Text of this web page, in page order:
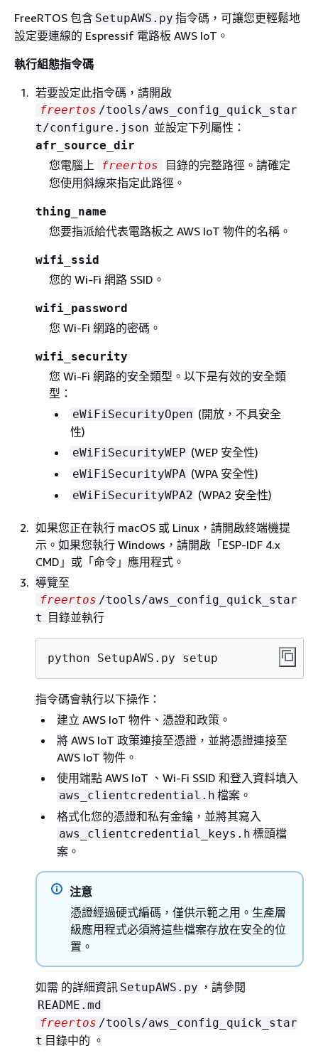
FreeRTOS 包含 SetupAWS.py 指令碼，可讓您更輕鬆地
設定要連線的 Espressif 電路板 AWS IoT。
執行組態指令碼
若要設定此指令碼，請開啟
freertos /tools/aws_config_quick_star
t/configure.json 並設定下列屬性：
afr_source_dir
您電腦上 freertos
目錄的完整路徑。請確定
您使用斜線來指定此路徑。
thing_name
您要指派給代表電路板之 AWS IoT 物件的名稱。
wifi_ssid
您的 Wi-Fi 網路 SSID。
wifi_password
您 Wi-Fi 網路的密碼。
wifi_security
您 Wi-Fi 網路的安全類型。以下是有效的安全類
型：
eWiFiSecurityOpen (開放，不具安全
性)
eWiFiSecurityWEP (WEP 安全性)
eWiFiSecurityWPA (WPA 安全性)
eWiFiSecurityWPA2 (WPA2 安全性)
如果您正在執行 macOS 或 Linux，請開啟終端機提
示。如果您執行 Windows，請開啟「ESP-IDF 4.x
CMD」或「命令」應用程式。
導覽至
freertos /tools/aws_config_quick_star
t
目錄並執行
python SetupAWS.py setup
指令碼會執行以下操作：
建立 AWS IoT 物件、憑證和政策。
將 AWS IoT 政策連接至憑證，並將憑證連接至
AWS IoT 物件。
使用端點 AWS IoT 、Wi-Fi SSID 和登入資料填入
aws_clientcredential.h 檔案。
格式化您的憑證和私有金鑰，並將其寫入
aws_clientcredential_keys.h 標頭檔
案。
注意
憑證經過硬式編碼，僅供示範之用。生產層
級應用程式必須將這些檔案存放在安全的位
置。
如需 的詳細資訊 SetupAWS.py ，請參閱
README.md
freertos /tools/aws_config_quick_star
t 目錄中的 。